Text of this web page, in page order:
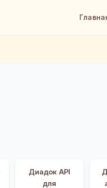
Диадок API
для